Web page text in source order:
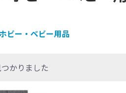
ビー・ベビー用品
かりました